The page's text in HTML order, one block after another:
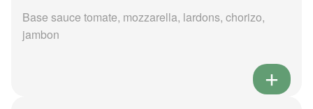
Base sauce tomate, mozzarella, lardons, chorizo,
jambon